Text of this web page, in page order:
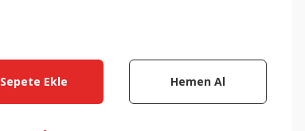
Sepete Ekle Hemen Al